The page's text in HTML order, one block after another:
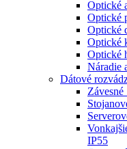
Optické
Optické
Optické
Optické
Optické
Náradie
Dátové
IP55